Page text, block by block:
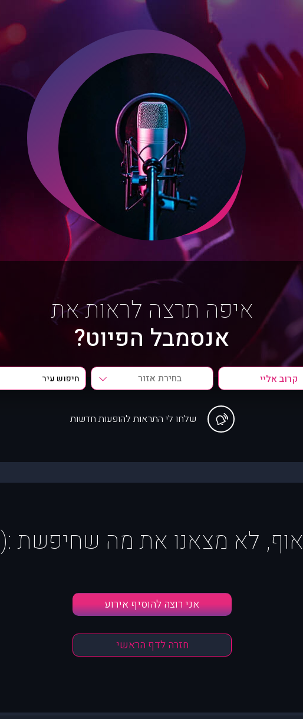
איפה תרצה לראות את
אנסמבל הפיוט?
בחירת אזור
שלחו לי התראות להופעות חדשות
אוף, לא מצאנו את מה שחיפשת :(
אני רוצה להוסיף אירוע
חזרה לדף הראשי